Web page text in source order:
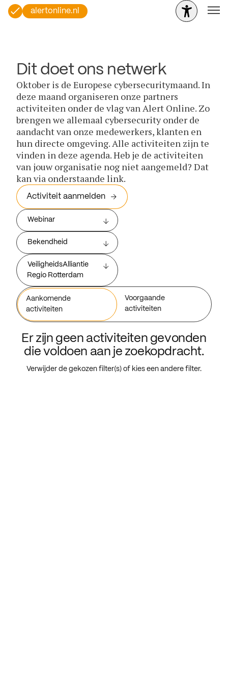
alertonline.nl
Dit doet ons netwerk
Oktober is de Europese cybersecuritymaand. In
deze maand organiseren onze partners
activiteiten onder de vlag van Alert Online. Zo
brengen we allemaal cybersecurity onder de
aandacht van onze medewerkers, klanten en
hun directe omgeving. Alle activiteiten zijn te
vinden in deze agenda. Heb je de activiteiten
van jouw organisatie nog niet aangemeld? Dat
kan via onderstaande link.
Activiteit aanmelden
Webinar
Bekendheid
VeiligheidsAlliantie
Regio Rotterdam
Aankomende
activiteiten
Voorgaande
activiteiten
Er zijn geen activiteiten gevonden
die voldoen aan je zoekopdracht.
Verwijder de gekozen filter(s) of kies een andere filter.